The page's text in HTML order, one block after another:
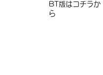
​​​BT版はコチラか
ら